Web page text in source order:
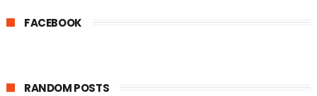
FACEBOOK
RANDOM POSTS